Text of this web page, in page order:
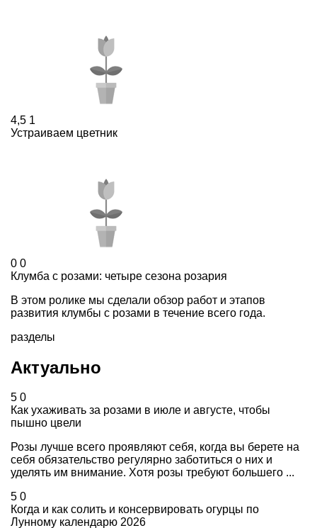
4,5 1
Устраиваем цветник
0 0
Клумба с розами: четыре сезона розария
В этом ролике мы сделали обзор работ и этапов
развития клумбы с розами в течение всего года.
разделы
Актуально
5 0
Как ухаживать за розами в июле и августе, чтобы
пышно цвели
Розы лучше всего проявляют себя, когда вы берете на
себя обязательство регулярно заботиться о них и
уделять им внимание. Хотя розы требуют большего ...
5 0
Когда и как солить и консервировать огурцы по
Лунному календарю 2026